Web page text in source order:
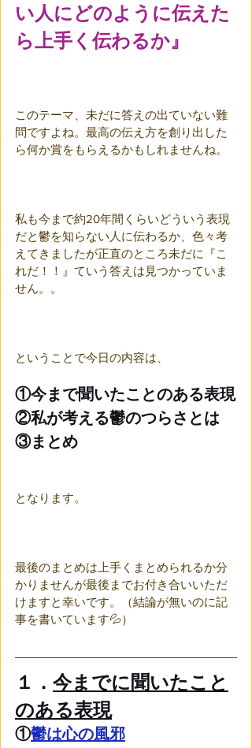
い人にどのように伝えた
ら上手く伝わるか』
このテーマ、未だに答えの出ていない難
問ですよね。最高の伝え方を創り出した
ら何か賞をもらえるかもしれませんね。
私も今まで約20年間くらいどういう表現
だと鬱を知らない人に伝わるか、色々考
えてきましたが正直のところ未だに『こ
れだ！！』ていう答えは見つかっていま
せん。。
ということで今日の内容は、
①今まで聞いたことのある表現
②私が考える鬱のつらさとは
③まとめ
となります。
最後のまとめは上手くまとめられるか分
かりませんが最後までお付き合いいただ
けますと幸いです。（結論が無いのに記
事を書いています💦）
１． 今までに聞いたこと
のある表現
①鬱は心の風邪